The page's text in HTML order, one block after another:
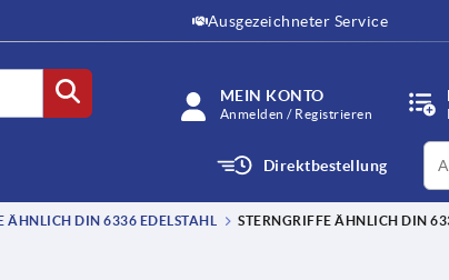
Ausgezeichneter Service
MEIN KONTO
Anmelden / Registrieren
Direktbestellung
ÄHNLICH DIN 6336 EDELSTAHL STERNGRIFFE ÄHNLICH DIN